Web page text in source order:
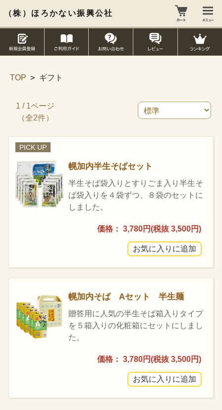
（株）ほろかない振興公社
TOP > ギフト
1 / 1ページ
（全2件）
PICK UP
幌加内半生そばセット
半生そば袋入りとすりごま入り半生そ
ば袋入りを４袋ずつ、８袋のセットに
しました。
価格： 3,780円(税抜 3,500円)
幌加内そば Aセット 半生麺
贈答用に人気の半生そば箱入りタイプ
を５箱入りの化粧箱にセットにしまし
た。
価格： 3,780円(税抜 3,500円)